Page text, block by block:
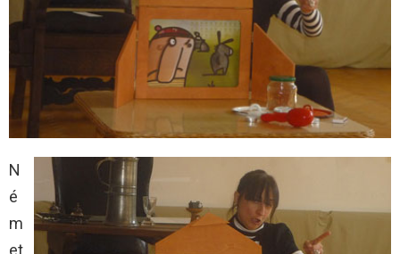
N
é
m
et